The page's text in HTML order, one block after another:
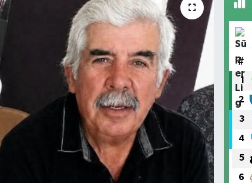
#
1
2
3
4
5
6